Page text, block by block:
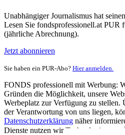
Unabhängiger Journalismus hat
Lesen Sie fondsprofessionell.at PUR
(jährliche Abrechnung).
Jetzt abonnieren
Sie haben ein PUR-Abo? Hier anmelden.
FONDS professionell mit Werbung:
Gründen die Möglichkeit, unsere
Werbeplatz zur Verfügung zu stellen.
der Verantwortung von uns liegen,
Datenschutzerklärung näher
Dienste nutzen wir Technologien von